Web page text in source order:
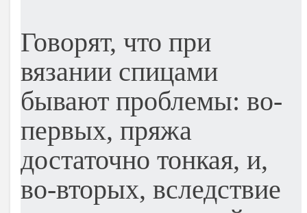
Говорят, что при
вязании спицами
бывают проблемы: во-
первых, пряжа
достаточно тонкая, и,
во-вторых, вследствие